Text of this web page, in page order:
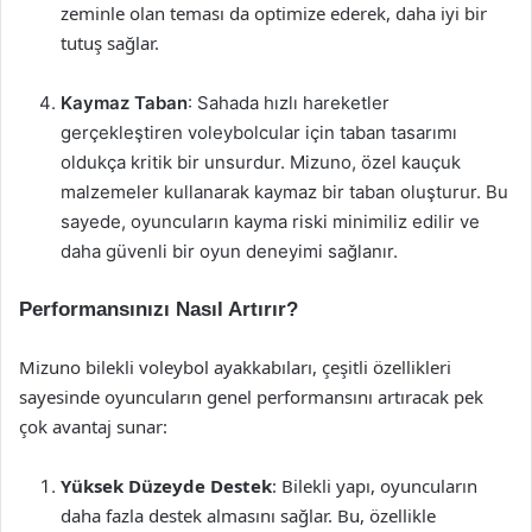
zeminle olan teması da optimize ederek, daha iyi bir
tutuş sağlar.
Kaymaz Taban: Sahada hızlı hareketler
gerçekleştiren voleybolcular için taban tasarımı
oldukça kritik bir unsurdur. Mizuno, özel kauçuk
malzemeler kullanarak kaymaz bir taban oluşturur. Bu
sayede, oyuncuların kayma riski minimiliz edilir ve
daha güvenli bir oyun deneyimi sağlanır.
Performansınızı Nasıl Artırır?
Mizuno bilekli voleybol ayakkabıları, çeşitli özellikleri
sayesinde oyuncuların genel performansını artıracak pek
çok avantaj sunar:
Yüksek Düzeyde Destek: Bilekli yapı, oyuncuların
daha fazla destek almasını sağlar. Bu, özellikle